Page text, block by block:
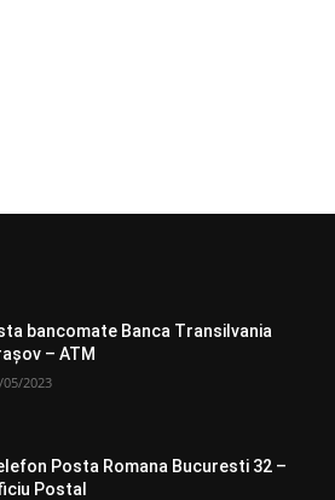
bancomate Banca Transilvania
– ATM
05/2023
Posta Romana Bucuresti 32 –
Postal